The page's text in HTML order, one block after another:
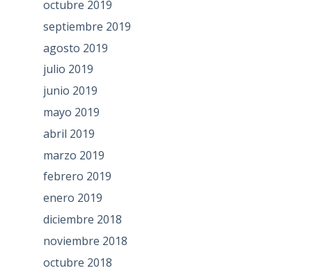
octubre 2019
septiembre 2019
agosto 2019
julio 2019
junio 2019
mayo 2019
abril 2019
marzo 2019
febrero 2019
enero 2019
diciembre 2018
noviembre 2018
octubre 2018